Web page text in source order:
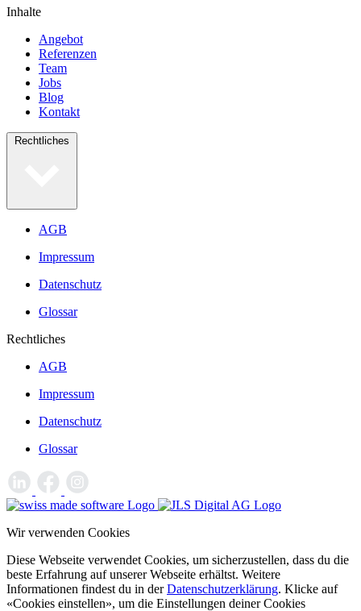
Inhalte
Angebot
Referenzen
Team
Jobs
Blog
Kontakt
Rechtliches
AGB
Impressum
Datenschutz
Glossar
Rechtliches
AGB
Impressum
Datenschutz
Glossar
Wir verwenden Cookies
Diese Webseite verwendet Cookies, um sicherzustellen, dass du die
beste Erfahrung auf unserer Webseite erhältst. Weitere
Informationen findest du in derDatenschutzerklärung. Klicke auf
«Cookies einstellen», um die Einstellungen deiner Cookies